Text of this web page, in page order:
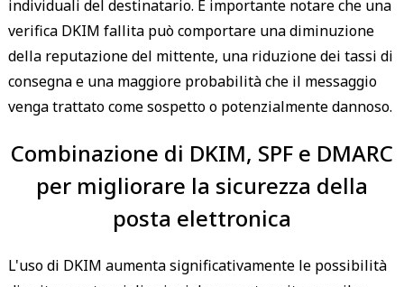
individuali del destinatario. È importante notare che una
verifica DKIM fallita può comportare una diminuzione
della reputazione del mittente, una riduzione dei tassi di
consegna e una maggiore probabilità che il messaggio
venga trattato come sospetto o potenzialmente dannoso.
Combinazione di DKIM, SPF e DMARC
per migliorare la sicurezza della
posta elettronica
L'uso di DKIM aumenta significativamente le possibilità